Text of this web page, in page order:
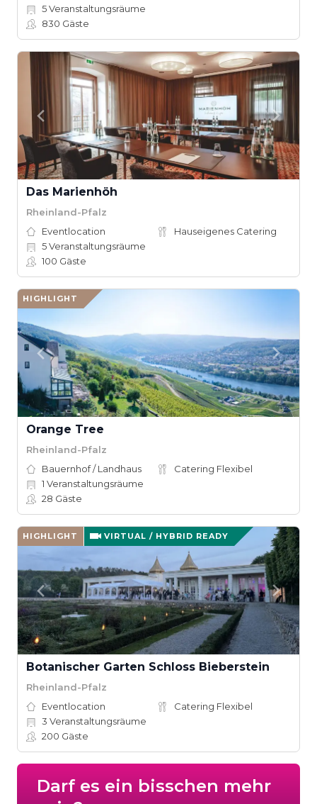
5Veranstaltungsräume
830 Gäste
Das Marienhöh
Rheinland-Pfalz
Eventlocation
Hauseigenes Catering
5Veranstaltungsräume
100 Gäste
HIGHLIGHT
Orange Tree
Rheinland-Pfalz
Bauernhof / Landhaus
Catering Flexibel
1 Veranstaltungsräume
28 Gäste
HIGHLIGHT VIRTUAL / HYBRID READY
Botanischer Garten Schloss Bieberstein
Rheinland-Pfalz
Eventlocation
Catering Flexibel
3 Veranstaltungsräume
200 Gäste
Darf es ein bisschen mehr